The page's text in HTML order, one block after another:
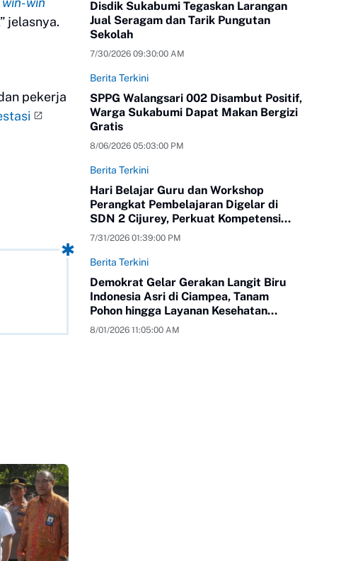
jelasnya.
pekerja
Disdik Sukabumi Tegaskan Larangan
Jual Seragam dan Tarik Pungutan
Sekolah
7/30/2026 09:30:00 AM
Berita Terkini
SPPG Walangsari 002 Disambut Positif,
Warga Sukabumi Dapat Makan Bergizi
Gratis
8/06/2026 05:03:00 PM
Berita Terkini
Hari Belajar Guru dan Workshop
Perangkat Pembelajaran Digelar di
SDN 2 Cijurey, Perkuat Kompetensi
Pendidik
7/31/2026 01:39:00 PM
Berita Terkini
Demokrat Gelar Gerakan Langit Biru
Indonesia Asri di Ciampea, Tanam
Pohon hingga Layanan Kesehatan
Gratis
8/01/2026 11:05:00 AM